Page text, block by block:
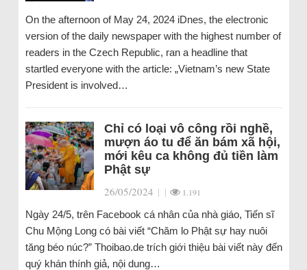
On the afternoon of May 24, 2024 iDnes, the electronic
version of the daily newspaper with the highest number of
readers in the Czech Republic, ran a headline that
startled everyone with the article: „Vietnam’s new State
President is involved…
Chỉ có loại vô công rồi nghề,
mượn áo tu để ăn bám xã hội,
mới kêu ca không đủ tiền làm
Phật sự
26/05/2024 | | 1.191
Ngày 24/5, trên Facebook cá nhân của nhà giáo, Tiến sĩ
Chu Mộng Long có bài viết “Chăm lo Phật sự hay nuôi
tăng béo núc?” Thoibao.de trích giới thiệu bài viết này đến
quý khán thính giả, nội dung…